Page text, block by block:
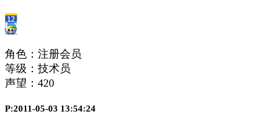
角色：注册会员
等级：技术员
声望： 420
P:2011-05-03 13:54:24